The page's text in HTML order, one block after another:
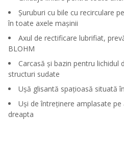
Șuruburi cu bile cu recirculare
în toate axele mașinii
Axul de rectificare lubrifiat,
BLOHM
Carcasă și bazin pentru lichidul
structuri sudate
Ușă glisantă spațioasă situată
Uși de întreținere amplasate
dreapta